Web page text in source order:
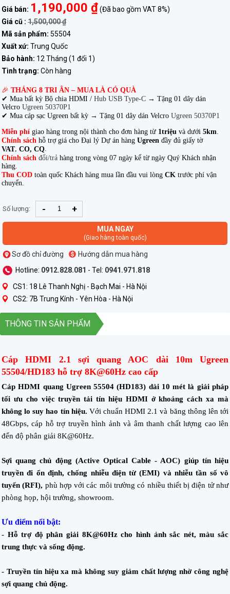
Giá bán: 1,190,000 ₫(Đã bao gồm VAT 8%)
Giá cũ : 1,500,000 ₫
Mã sản phẩm: 55504
Xuất xứ: Trung Quốc
Bảo hành: 12 Tháng (1 đổi 1)
Tình trạng: Còn hàng
🎉 THÁNG 8 TRI ÂN – MUA LÀ CÓ QUÀ
✔ Mua bất kỳ Bộ chia HDMI / Hub USB Type-C → Tặng 01 dây dán
Velcro Ugreen 50370P1
✔ Mua cáp sạc Ugreen bất kỳ → Tặng 01 dây dán Velcro Ugreen 50370P1
Miễn phí giao hàng trong nội thành cho đơn hàng từ 1triệu và dưới 5km.
Chính sách hỗ trợ giá cho Đại lý Dự án hàng Ugreen đầy đủ giấy tờ
VAT, CO, CQ.
Chính sách đổi/trả hàng trong vòng 07 ngày kể từ ngày Quý Khách nhận
hàng.
Thu COD toàn quốc Khách hàng mua lần đầu vui lòng CK trước phí vận
chuyển.
Số lượng: - +
MUA NGAY
(Giao hàng toàn quốc)
Sơ đồ chỉ đường
Hướng dẫn mua hàng
Hotline: 0912.828.081 - Tel: 0941.971.818
CS1: 18 Lê Thanh Nghị - Bạch Mai - Hà Nội
CS2: 7B Trung Kính - Yên Hòa - Hà Nội
THÔNG TIN SẢN PHẨM
Cáp HDMI 2.1 sợi quang AOC dài 10m Ugreen
55504/HD183 hỗ trợ 8K@60Hz cao cấp
Cáp HDMI quang Ugreen 55504 (HD183) dài 10 mét là giải pháp
tối ưu cho việc truyền tải tín hiệu HDMI ở khoảng cách xa mà
không lo suy hao tín hiệu. Với chuẩn HDMI 2.1 và băng thông lên tới
48Gbps, cáp hỗ trợ truyền hình ảnh và âm thanh chất lượng cao lên
đến độ phân giải 8K@60Hz.
Sợi quang chủ động (Active Optical Cable - AOC) giúp tín hiệu
truyền đi ổn định, chống nhiễu điện từ (EMI) và nhiễu tần số vô
tuyến (RFI), phù hợp với các môi trường có nhiều thiết bị điện tử như
phòng họp, hội trường, showroom.
Ưu điểm nổi bật:
- Hỗ trợ độ phân giải 8K@60Hz cho hình ảnh sắc nét, màu sắc
trung thực và sống động.
- Truyền tín hiệu xa mà không suy giảm chất lượng nhờ công nghệ
sợi quang chủ động.